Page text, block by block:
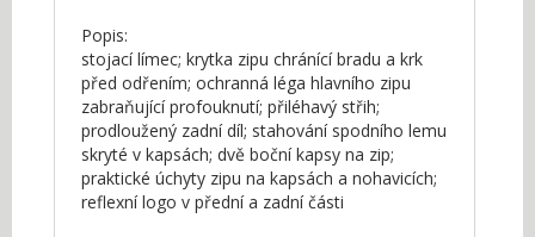
Popis:
stojací límec; krytka zipu chránící bradu a krk
před odřením; ochranná léga hlavního zipu
zabraňující profouknutí; přiléhavý střih;
prodloužený zadní díl; stahování spodního lemu
skryté v kapsách; dvě boční kapsy na zip;
praktické úchyty zipu na kapsách a nohavicích;
reflexní logo v přední a zadní části